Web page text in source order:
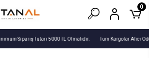
Sipariş Tutarı 5000 TL Olmalıdır. Tüm Kargolar Alıcı
0